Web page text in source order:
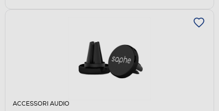
ACCESSORI AUDIO